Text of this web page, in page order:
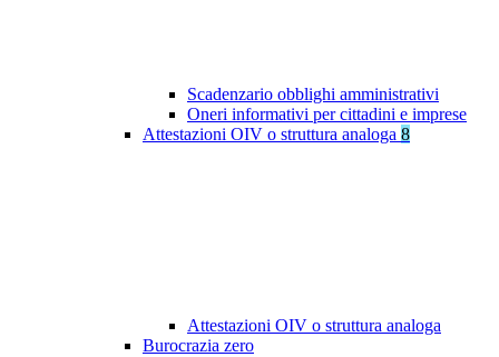
Scadenzario obblighi amministrativi
Oneri informativi per cittadini e imprese
Attestazioni OIV o struttura analoga 8
Attestazioni OIV o struttura analoga
Burocrazia zero